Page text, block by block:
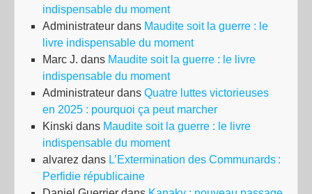
indispensable du moment
Administrateur dans Maudite soit la guerre : le
livre indispensable du moment
Marc J. dans Maudite soit la guerre : le livre
indispensable du moment
Administrateur dans Quatre luttes victorieuses
en 2025 : pourquoi ça peut marcher
Kinski dans Maudite soit la guerre : le livre
indispensable du moment
alvarez dans L’Extermination des Communards :
Perfidie républicaine